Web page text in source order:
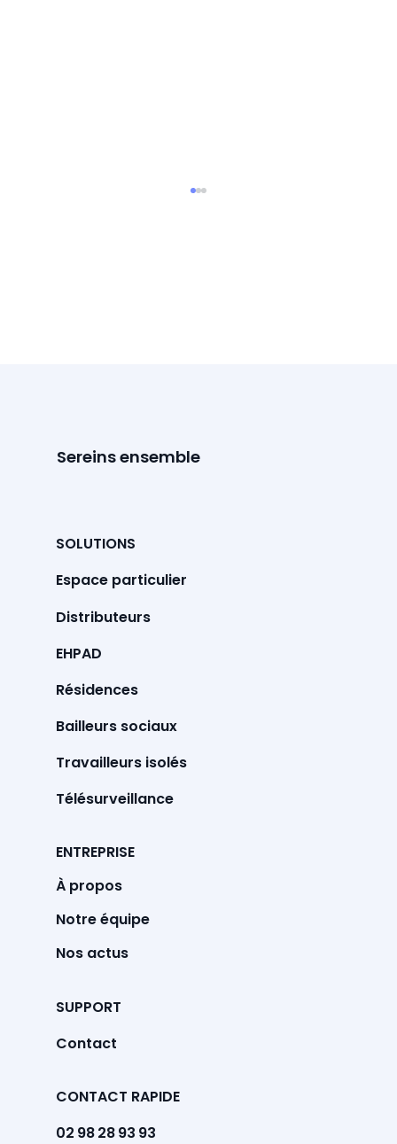
Sereins ensemble
SOLUTIONS
Espace particulier
Distributeurs
EHPAD
Résidences
Bailleurs sociaux
Travailleurs isolés
Télésurveillance
ENTREPRISE
À propos
Notre équipe
Nos actus
SUPPORT
Contact
CONTACT RAPIDE
02 98 28 93 93